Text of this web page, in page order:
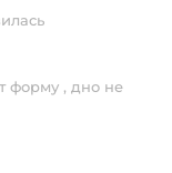
форму , дно не